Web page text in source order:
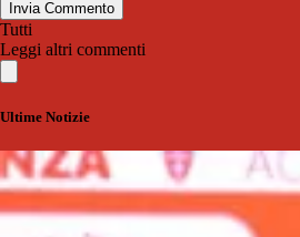
Invia Commento
Tutti
Leggi altri commenti
Ultime Notizie